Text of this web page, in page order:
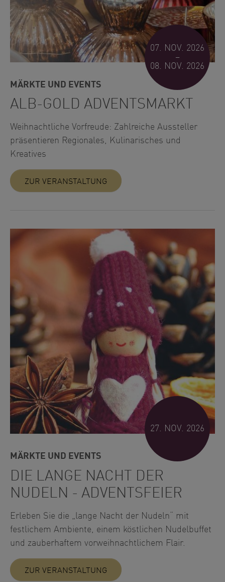
07. NOV. 2026
–
08. NOV. 2026
MÄRKTE UND EVENTS
ALB-GOLD ADVENTSMARKT
Weihnachtliche Vorfreude: Zahlreiche Aussteller
präsentieren Regionales, Kulinarisches und
Kreatives
ZUR VERANSTALTUNG
27. NOV. 2026
MÄRKTE UND EVENTS
DIE LANGE NACHT DER
NUDELN - ADVENTSFEIER
Erleben Sie die „lange Nacht der Nudeln“ mit
festlichem Ambiente, einem köstlichen Nudelbuffet
und zauberhaftem vorweihnachtlichem Flair.
ZUR VERANSTALTUNG